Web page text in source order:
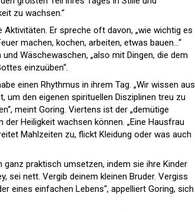
zu wachsen.“
Er spreche oft davon, „wie wichtig es
machen, kochen, arbeiten, etwas bauen…“
Wäschewaschen, „also mit Dingen, die dem
einzuüben“.
einen Rhythmus in ihrem Tag. „Wir wissen aus
um den eigenen spirituellen Disziplinen treu zu
meint Goring. Viertens ist der „demütige
Heiligkeit wachsen können. „Eine Hausfrau
Mahlzeiten zu, flickt Kleidung oder was auch
praktisch umsetzen, indem sie ihre Kinder
sei nett. Vergib deinem kleinen Bruder. Vergiss
eines einfachen Lebens“, appelliert Goring, sich